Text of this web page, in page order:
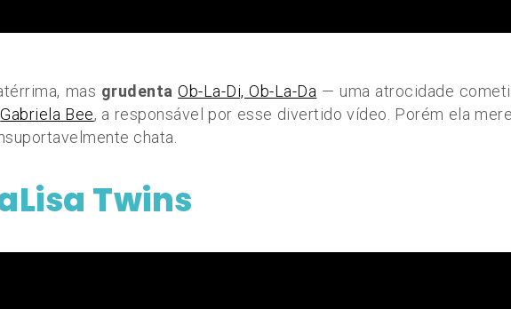
mas grudenta Ob-La-Di, Ob-La-Da — uma atrocidade
Gabriela Bee, a responsável por esse divertido vídeo. Porém ela
chata.
Twins